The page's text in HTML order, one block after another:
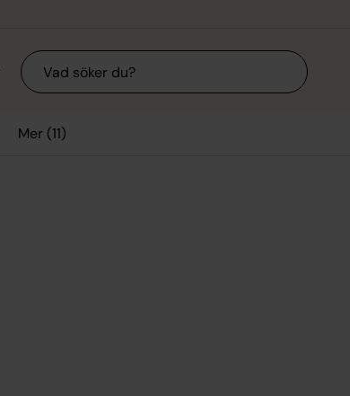
Sök
Mer (11)